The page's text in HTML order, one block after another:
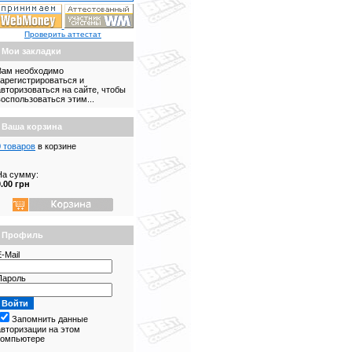
Проверить аттестат
Мои закладки
необходимо
и
на сайте, чтобы
этим...
Ваша корзина
товаров в корзине
сумму:
грн
Профиль
Mail
Запомнить данные
на этом